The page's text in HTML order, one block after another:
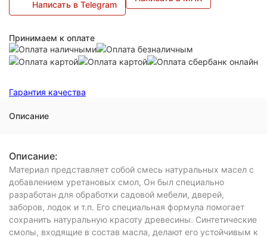
Написать в Telegram
Принимаем к оплате
Гарантия качества
Описание
Описание:
Материал представляет собой смесь натуральных масел с
добавлением уретановых смол, Он был специально
разработан для обработки садовой мебели, дверей,
заборов, лодок и т.п. Его специальная формула помогает
сохранить натуральную красоту древесины. Синтетические
смолы, входящие в состав масла, делают его устойчивым к